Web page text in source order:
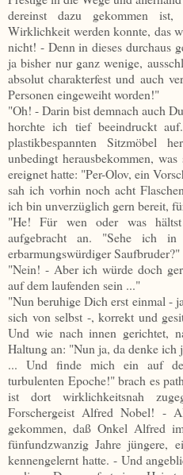
dereinst dazu gekommen
Wirklichkeit werden konnte, das
nicht! - Denn in dieses durchaus
ja bisher nur ganz wenige,
absolut charakterfest und auch
Personen eingeweiht worden!"
"Oh! - Darin bist demnach auch
horchte ich tief beeindruckt
plastikbespannten Sitzmöbel
unbedingt herausbekommen,
ereignet hatte: "Per-Olov, ein
sah ich vorhin noch acht
ich bin unverzüglich gern bereit,
"He! Für wen oder was
aufgebracht an. "Sehe ich
erbarmungswürdiger Saufbruder?"
"Nein! - Aber ich würde doch
auf dem laufenden sein ..."
"Nun beruhige Dich erst einmal -
sich von selbst -, korrekt und
Und wie nach innen gerichtet,
Haltung an: "Nun ja, da denke ich
... Und finde mich ein auf
turbulenten Epoche!" brach es
ist dort wirklichkeitsnah
Forschergeist Alfred Nobel! -
gekommen, daß Onkel Alfred
fünfundzwanzig Jahre jüngere,
kennengelernt hatte. - Und